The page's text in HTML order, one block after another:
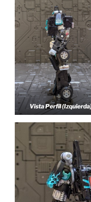
Vista Perfil